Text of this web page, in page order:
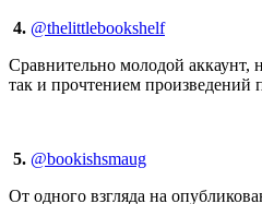
4. @thelittlebookshelf
Сравнительно молодой аккаунт,
так и прочтением произведений
5. @bookishsmaug
От одного взгляда на